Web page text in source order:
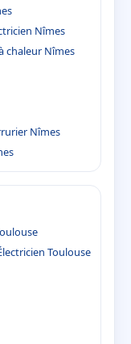
Nîmes
chaleur Nîmes
Nîmes
Toulouse